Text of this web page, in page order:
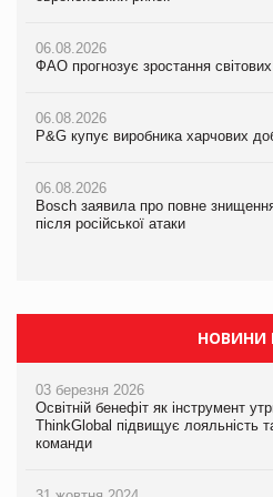
06.08.2026
ФАО прогнозує зростання
06.08.2026
P&G купує виробника харчових
06.08.2026
Bosch заявила про повне знищення
після російської атаки
06.08.2026
ФАО прогнозує зростання
06.08.2026
P&G купує виробника харчових
06.08.2026
Bosch заявила про повне знищення
після російської атаки
06.08.2026
ФАО прогнозує зростання
06.08.2026
P&G купує виробника харчових
06.08.2026
Bosch заявила про повне знищення
після російської атаки
НОВИНИ
03 березня 2026
Освітній бенефіт як інструмент
ThinkGlobal підвищує лояльність
команди